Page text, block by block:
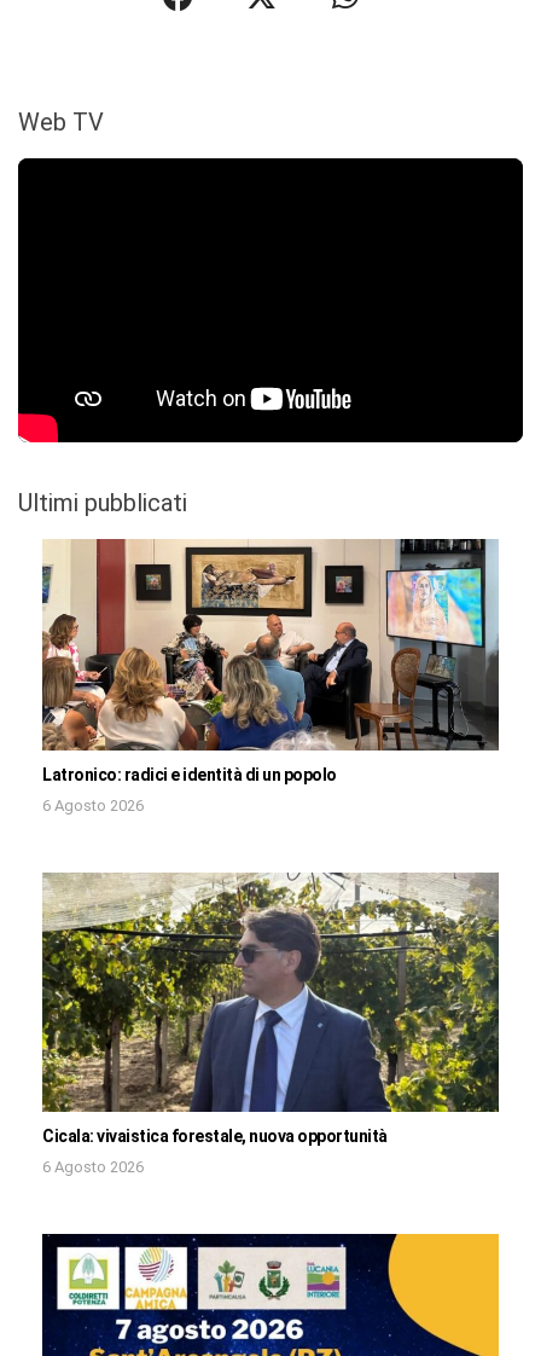
Web TV
Ultimi pubblicati
Latronico: radici e identità di un popolo
6 Agosto 2026
Cicala: vivaistica forestale, nuova opportunità
6 Agosto 2026